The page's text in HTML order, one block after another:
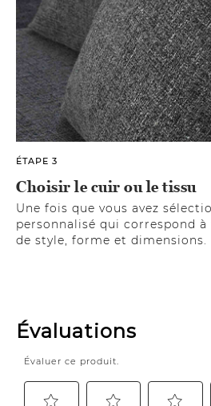
ÉTAPE 3
Choisir le cuir ou le tissu
Une fois que vous avez
personnalisé qui correspond
de style, forme et dimensions.